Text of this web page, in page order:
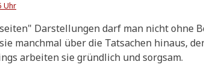
Uhr
Dar­stel­lun­gen darf man nicht ohne
manch­mal über die Tat­sa­chen hin­aus,
arbei­ten sie gründ­lich und sorgsam.